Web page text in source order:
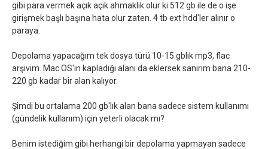
gibi para vermek açık açık ahmaklık olur ki 512 gb ile de o işe
girişmek başlı başına hata olur zaten. 4 tb ext hdd'ler alınır o
paraya.
Depolama yapacağım tek dosya türü 10-15 gblık mp3, flac
arşivim. Mac OS'in kapladığı alanı da eklersek sanırım bana 210-
220 gb kadar bir alan kalıyor.
Şimdi bu ortalama 200 gb'lık alan bana sadece sistem kullanımı
(gündelik kullanım) için yeterli olacak mı?
Benim istediğim gibi herhangi bir depolama yapmayan sadece